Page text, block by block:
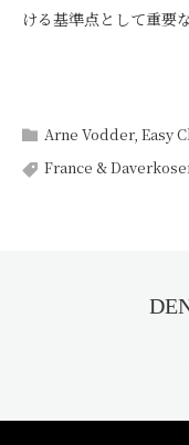
ける基準点として重要
Arne Vodder, Easy
France &